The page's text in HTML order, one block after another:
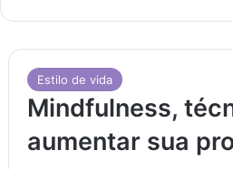
Estilo de vida
Mindfulness,
aumentar sua